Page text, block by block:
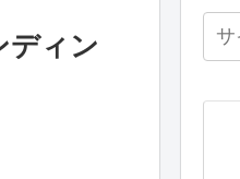
ディン